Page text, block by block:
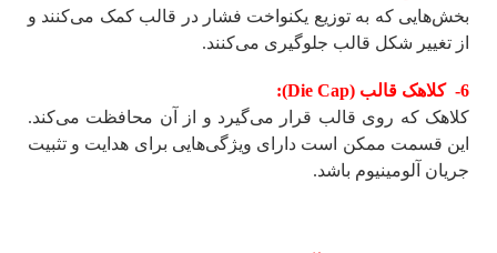
بخش‌هایی که به توزیع یکنواخت فشار در قالب کمک می‌کنند و
از تغییر شکل قالب جلوگیری می‌کنند.
6- کلاهک قالب (Die Cap):
کلاهک که روی قالب قرار می‌گیرد و از آن محافظت می‌کند.
این قسمت ممکن است دارای ویژگی‌هایی برای هدایت و تثبیت
جریان آلومینیوم باشد.